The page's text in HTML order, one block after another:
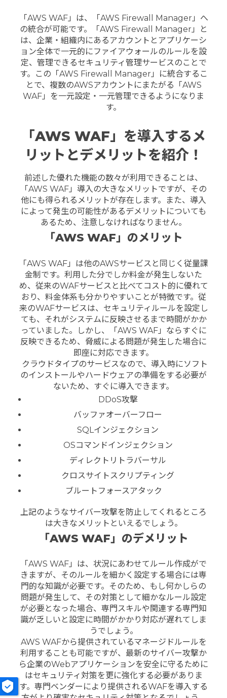
「AWS WAF」は、「AWS Firewall Manager」へ
の統合が可能です。
「AWS Firewall Manager」と
は、企業・組織内にあるアカウントとアプリケーシ
ョン全体で一元的にファイアウォールのルールを設
定、管理できるセキュリティ管理サービスのことで
す。この「AWS Firewall Manager」に統合するこ
とで、複数のAWSアカウントにまたがる「AWS
WAF」を一元設定・一元管理できるようになりま
す。
「AWS WAF」を導入するメ
リットとデメリットを紹介！
前述した優れた機能の数々が利用できることは、
「AWS WAF」導入の大きなメリットですが、その
他にも得られるメリットが存在します。
また、導入
によって発生の可能性があるデメリットについても
あるため、注意しなければなりません。
「AWS WAF」のメリット
「AWS WAF」は他のAWSサービスと同じく従量課
金制です。 利用した分でしか料金が発生しないた
め、従来のWAFサービスと比べてコスト的に優れて
おり、料金体系も分かりやすいことが特徴です。従
来のWAFサービスは、セキュリティルールを設定し
ても、それがシステムに反映させるまで時間がかか
っていました。
しかし、「AWS WAF」ならすぐに
反映できるため、脅威による問題が発生した場合に
即座に対応できます。
クラウドタイプのサービスなので、導入時にソフト
のインストールやハードウェアの準備をする必要が
ないため、すぐに導入できます。
DDoS攻撃
バッファオーバーフロー
SQLインジェクション
OSコマンドインジェクション
ディレクトリトラバーサル
クロスサイトスクリプティング
ブルートフォースアタック
上記のようなサイバー攻撃を防止してくれるところ
は大きなメリットといえるでしょう。
「AWS WAF」のデメリット
「AWS WAF」は、状況にあわせてルール作成がで
きますが、そのルールを細かく設定する場合には専
門的な知識が必要です。
そのため、もし何かしらの
問題が発生して、その対策として細かなルール設定
が必要となった場合、専門スキルや関連する専門知
識が乏しいと設定に時間がかかり対応が遅れてしま
うでしょう。
AWS WAFから提供されているマネージドルールを
利用することも可能ですが、最新のサイバー攻撃か
ら企業のWebアプリケーションを安全に守るために
はセキュリティ対策を更に強化する必要がありま
す。専門ベンダーにより提供されるWAFを導入する